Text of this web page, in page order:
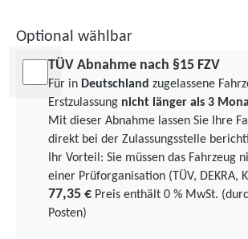
Optional wählbar
TÜV Abnahme nach §15 FZV
Für in Deutschland zugelassene
Erstzulassung nicht länger als 3
Mit dieser Abnahme lassen Sie Ihre
direkt bei der Zulassungsstelle
Ihr Vorteil: Sie müssen das Fahrzeug
einer Prüforgani­sation (TÜV, DEKRA,
77,35 € Preis enthält 0 % MwSt.
Posten)